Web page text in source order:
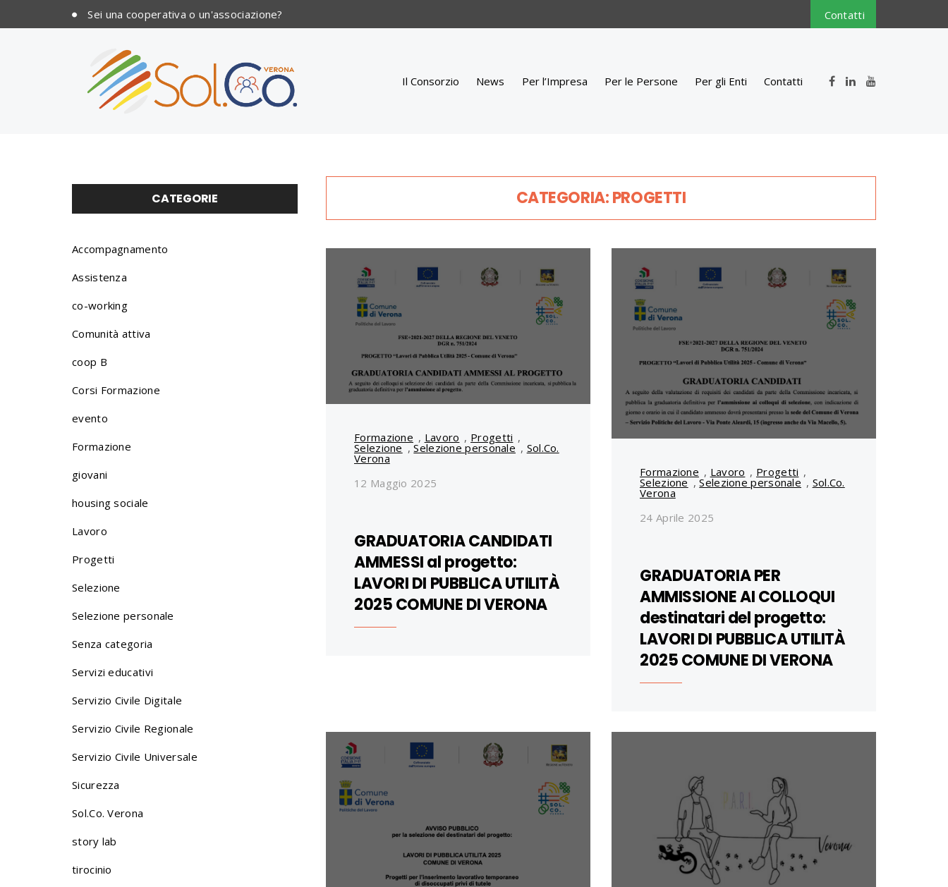
Sei una cooperativa o un'associazione? Contatti
Il Consorzio News Per l’Impresa Per le Persone Per gli Enti Contatti
CATEGORIA: PROGETTI
Formazione , Lavoro , Progetti ,
Selezione ,Selezione personale , Sol.Co.
Verona
12 Maggio 2025
GRADUATORIA CANDIDATI
AMMESSI al progetto:
LAVORI DI PUBBLICA UTILITÀ
2025 COMUNE DI VERONA
Formazione , Lavoro , Progetti ,
Selezione ,Selezione personale , Sol.Co.
Verona
24 Aprile 2025
GRADUATORIA PER
AMMISSIONE AI COLLOQUI
destinatari del progetto:
LAVORI DI PUBBLICA UTILITÀ
2025 COMUNE DI VERONA
CATEGORIE
Accompagnamento
Assistenza
co-working
Comunità attiva
coop B
Corsi Formazione
evento
Formazione
giovani
housing sociale
Lavoro
Progetti
Selezione
Selezione personale
Senza categoria
Servizi educativi
Servizio Civile Digitale
Servizio Civile Regionale
Servizio Civile Universale
Sicurezza
Sol.Co. Verona
story lab
tirocinio